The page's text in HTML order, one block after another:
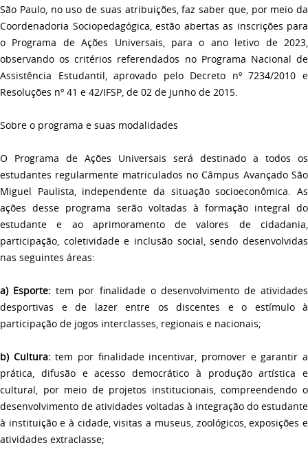
São Paulo, no uso de suas atribuições, faz saber que, por meio da
Coordenadoria Sociopedagógica, estão abertas as inscrições para
o Programa de Ações Universais, para o ano letivo de 2023,
observando os critérios referendados no Programa Nacional de
Assistência Estudantil, aprovado pelo Decreto nº 7234/2010 e
Resoluções nº 41 e 42/IFSP, de 02 de junho de 2015.
Sobre o programa e suas modalidades
O Programa de Ações Universais será destinado a todos os
estudantes regularmente matriculados no Câmpus Avançado São
Miguel Paulista, independente da situação socioeconômica. As
ações desse programa serão voltadas à formação integral do
estudante e ao aprimoramento de valores de cidadania,
participação, coletividade e inclusão social, sendo desenvolvidas
nas seguintes áreas:
a) Esporte: tem por finalidade o desenvolvimento de atividades
desportivas e de lazer entre os discentes e o estímulo à
participação de jogos interclasses, regionais e nacionais;
b) Cultura:tem por finalidade incentivar, promover e garantir a
prática, difusão e acesso democrático à produção artística e
cultural, por meio de projetos institucionais, compreendendo o
desenvolvimento de atividades voltadas à integração do estudante
à instituição e à cidade, visitas a museus, zoológicos, exposições e
atividades extraclasse;